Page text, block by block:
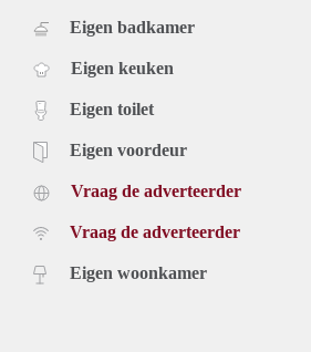
Eigen badkamer
Eigen keuken
Eigen toilet
Eigen voordeur
Vraag de adverteerder
Vraag de adverteerder
Eigen woonkamer